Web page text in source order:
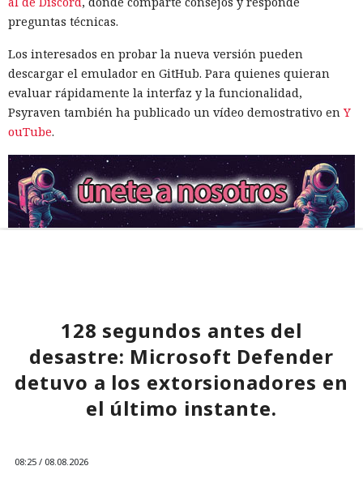
preguntas técnicas.
Los interesados en probar la nueva versión pueden
descargar el emulador en GitHub. Para quienes quieran
evaluar rápidamente la interfaz y la funcionalidad,
Psyraven también ha publicado un vídeo demostrativo enY
ouTube.
128 segundos antes del
desastre: Microsoft Defender
detuvo a los extorsionadores en
el último instante.
08:25 / 08.08.2026